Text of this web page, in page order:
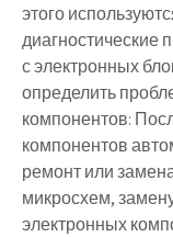
этого
диагностические
с электронных
определить
компонентов:
компонентов
ремонт или
микросхем,
электронных